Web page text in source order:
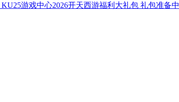
KU25游戏中心2026开天西游福利大礼包 礼包准备中